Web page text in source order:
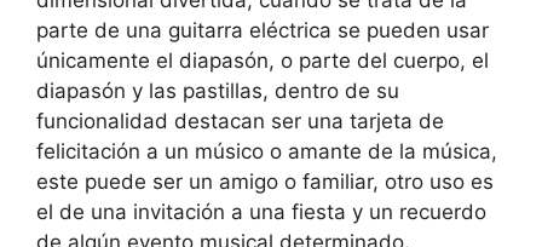
parte de una guitarra eléctrica se pueden usar
únicamente el diapasón, o parte del cuerpo, el
diapasón y las pastillas, dentro de su
funcionalidad destacan ser una tarjeta de
felicitación a un músico o amante de la música,
este puede ser un amigo o familiar, otro uso es
el de una invitación a una fiesta y un recuerdo